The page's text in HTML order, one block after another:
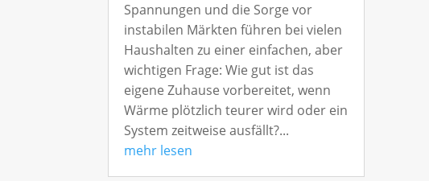
Spannungen und die Sorge vor
instabilen Märkten führen bei vielen
Haushalten zu einer einfachen, aber
wichtigen Frage: Wie gut ist das
eigene Zuhause vorbereitet, wenn
Wärme plötzlich teurer wird oder ein
System zeitweise ausfällt?...
mehr lesen